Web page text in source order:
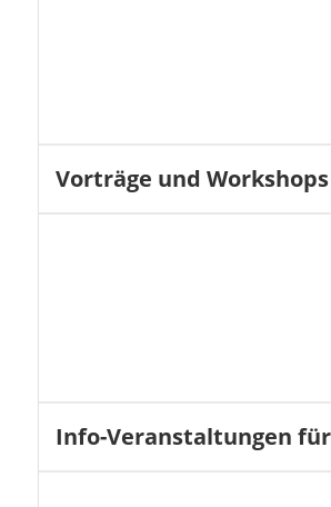
Vorträge und Workshops
Info-Veranstaltungen